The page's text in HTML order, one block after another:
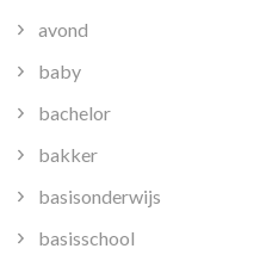
avond
baby
bachelor
bakker
basisonderwijs
basisschool